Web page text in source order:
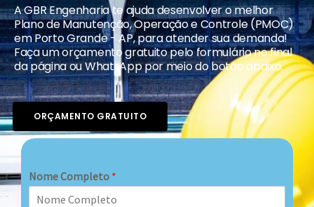
A GBR Engenharia te ajuda desenvolver o melhor
Plano de Manutenção, Operação e Controle (PMOC)
em Porto Grande - AP, para atender sua demanda!
Faça um orçamento gratuito pelo formulário no final
da página ou WhatsApp por meio do botão abaixo.
ORÇAMENTO GRATUITO
Nome Completo *